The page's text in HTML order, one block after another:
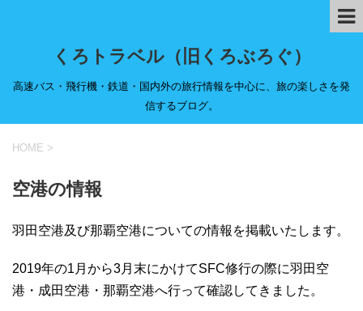
くろトラベル（旧くろぶろぐ）
高速バス・飛行機・鉄道・国内外の旅行情報を中心に、旅の楽しさを発
信するブログ。
HOME >
空港の情報
羽田空港及び那覇空港についての情報を掲載いたします。
2019年の1月から3月末にかけてSFC修行の際に羽田空
港・成田空港・那覇空港へ行って確認してきました。